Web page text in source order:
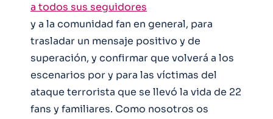
a todos sus seguidores
y a la comunidad fan en general, para
trasladar un mensaje positivo y de
superación, y confirmar que volverá a los
escenarios por y para las víctimas del
ataque terrorista que se llevó la vida de 22
fans y familiares. Como nosotros os